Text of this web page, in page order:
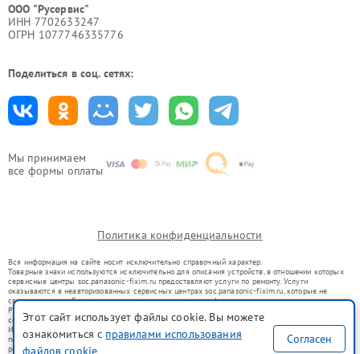
Мы принимаем
все формы оплаты
ООО "Русервис"
ИНН 7702633247
ОГРН 1077746335776
Поделиться в соц. сетях:
Политика конфиденциальности
Вся информация на сайте носит исключительно справочный характер.
Товарные знаки используются исключительно для описания устройств, в отношении которых
сервисные центры soc.panasonic-fixim.ru предоставляют услуги по ремонту. Услуги
оказываются в неавторизованных сервисных центрах soc.panasonic-fixim.ru, которые не
связаны с правообладателями товарных знаков или их официальными представителями.
Ремонт осуществляется для устройств, уже введенных в гражданский оборот в соответствии
со статьей 1487 ГК РФ.
Использование товарных знаков не преследует цели индивидуализации услуг или введения
потребителей в заблуждение, а служит для информирования о предоставляемых услугах по
ремонту техники указанных брендов.
Этот сайт использует файлы cookie. Вы можете
ознакомиться с правилами использования
файлов cookie
Согласен